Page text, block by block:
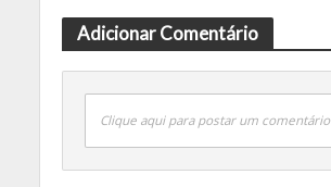
Adicionar Comentário
Clique aqui para postar um comentário